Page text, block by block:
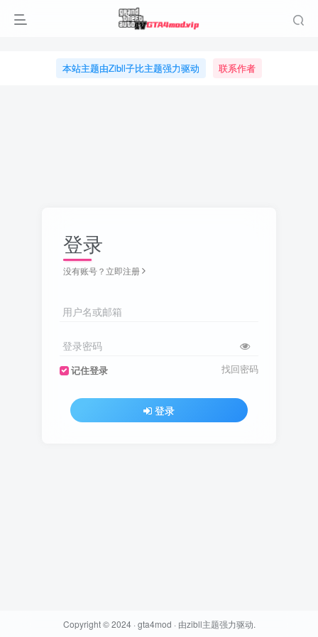
登录
没有账号？立即注册
用户名或邮箱
登录密码
记住登录 找回密码
登录
Copyright © 2024 · gta4mod · 由zibll主题强力驱动.
本站主题由Zibll子比主题强力驱动 联系作者